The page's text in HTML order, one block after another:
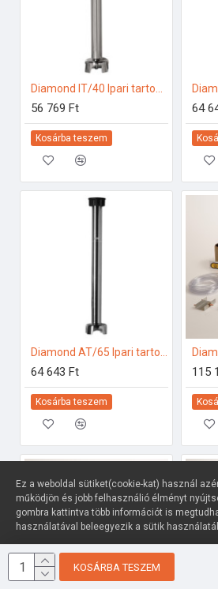
KOSÁRBA TESZEM
Diamond IT/40 Ipari tartozékok
56 769 Ft
Kosárba teszem
64
Diamond AT/65 Ipari tartozékok
64 643 Ft
Kosárba teszem
115
Ez a weboldal sütiket(cookie-kat) használ
működjön és jobb felhasználió élményt
gombra kattintva több információt is
használatával beleegyezik a sütik
Süti